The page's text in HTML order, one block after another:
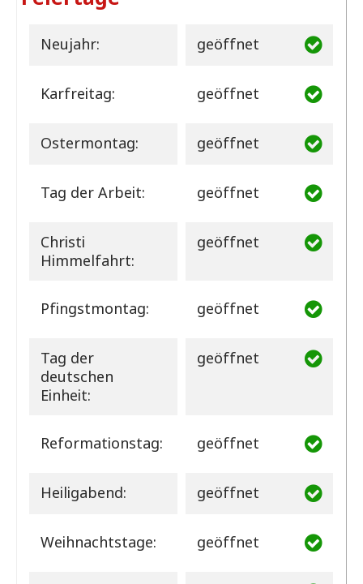
Neujahr: geöffnet
Karfreitag: geöffnet
Ostermontag: geöffnet
Tag der Arbeit: geöffnet
Christi
Himmelfahrt:
geöffnet
Pfingstmontag: geöffnet
Tag der
deutschen
Einheit:
geöffnet
Reformationstag: geöffnet
Heiligabend: geöffnet
Weihnachtstage: geöffnet